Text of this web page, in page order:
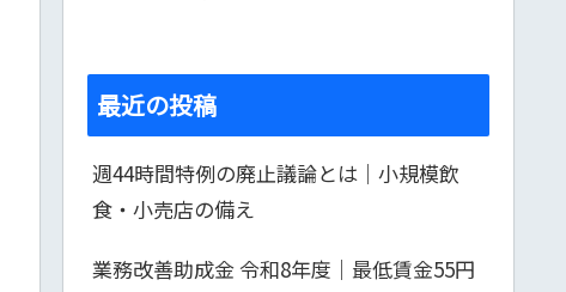
最近の投稿
週44時間特例の廃止議論とは｜小規模飲
食・小売店の備え
業務改善助成金 令和8年度｜最低賃金55円